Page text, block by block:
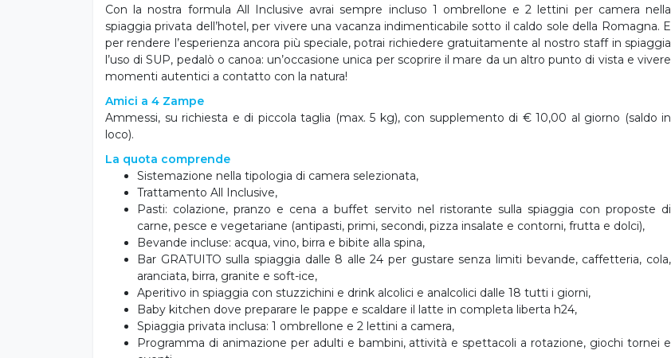
matrimoniale e letto singolo, mantenendo uno stile semplice ma funzionale. Accoglie fino a 3
persone.
Quadrupla Bikini con Balcone
Ampia tra 11 e 13 m², è la soluzione perfetta per famiglie o gruppi fino a 4 persone. È composta da un
letto matrimoniale e un pratico letto a castello, per una gestione ottimale degli spazi.
bagnoschiuma, phon, aria condizionata, telefono, TV a schermo piatto, cassaforte, connessione Wi-Fi
gratuita.
Con la nostra formula All Inclusive avrai sempre incluso 1 ombrellone e 2 lettini per camera nella
spiaggia privata dell’hotel, per vivere una vacanza indimenticabile sotto il caldo sole della Romagna. E
per rendere l’esperienza ancora più speciale, potrai richiedere gratuitamente al nostro staff in spiaggia
l’uso di SUP, pedalò o canoa: un’occasione unica per scoprire il mare da un altro punto di vista e vivere
momenti autentici a contatto con la natura!
Amici a 4 Zampe
Ammessi, su richiesta e di piccola taglia (max. 5 kg), con supplemento di € 10,00 al giorno (saldo in
loco).
La quota comprende
Sistemazione nella tipologia di camera selezionata,
Trattamento All Inclusive,